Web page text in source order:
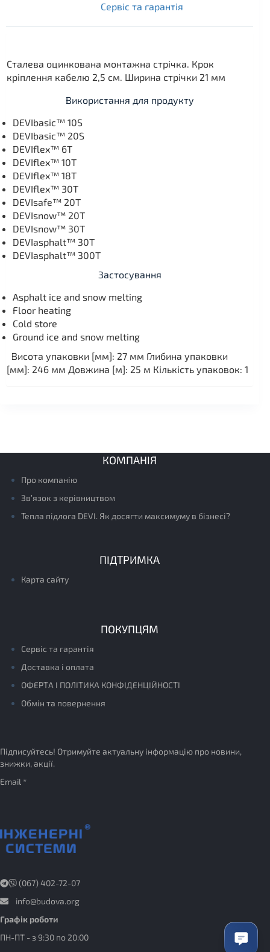
Сервіс та гарантія
Сталева оцинкована монтажна стрічка. Крок
кріплення кабелю 2,5 см. Ширина стрічки 21 мм
Використання для продукту
DEVIbasic™ 10S
DEVIbasic™ 20S
DEVIflex™ 6T
DEVIflex™ 10T
DEVIflex™ 18T
DEVIflex™ 30T
DEVIsafe™ 20T
DEVIsnow™ 20T
DEVIsnow™ 30T
DEVIasphalt™ 30T
DEVIasphalt™ 300T
Застосування
Asphalt ice and snow melting
Floor heating
Cold store
Ground ice and snow melting
Висота упаковки [мм]: 27 мм Глибина упаковки
[мм]: 246 мм Довжина [м]: 25 м Кількість упаковок: 1
КОМПАНІЯ
Про компанію
Зв’язок з керівництвом
Тепла підлога DEVI. Як досягти максимуму в бізнесі?
ПІДТРИМКА
Карта сайту
ПОКУПЦЯМ
Сервіс та гарантія
Доставка і оплата
ОФЕРТА І ПОЛІТИКА КОНФІДЕНЦІЙНОСТІ
Обмін та повернення
Підписуйтесь! Отримуйте актуальну інформацію про новини,
знижки, акції.
Email *
(067) 402-72-07
info@budova.org
Графік роботи
ПН-ПТ - з 9:30 по 20:00